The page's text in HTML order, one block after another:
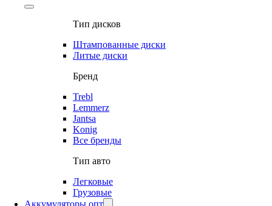
Тип дисков
Штампованные диски
Литые диски
Бренд
Trebl
Lemmerz
Jantsa
Konig
Все бренды
Тип авто
Легковые
Грузовые
Аккумуляторы опт